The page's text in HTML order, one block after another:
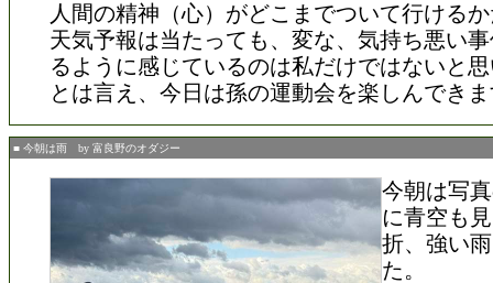
人間の精神（心）がどこまでついて行ける
天気予報は当たっても、変な、気持ち悪い
るように感じているのは私だけではないと
とは言え、今日は孫の運動会を楽しんでき
■ 今朝は雨 by 富良野のオダジー
今朝は写
に青空も
折、強い
た。